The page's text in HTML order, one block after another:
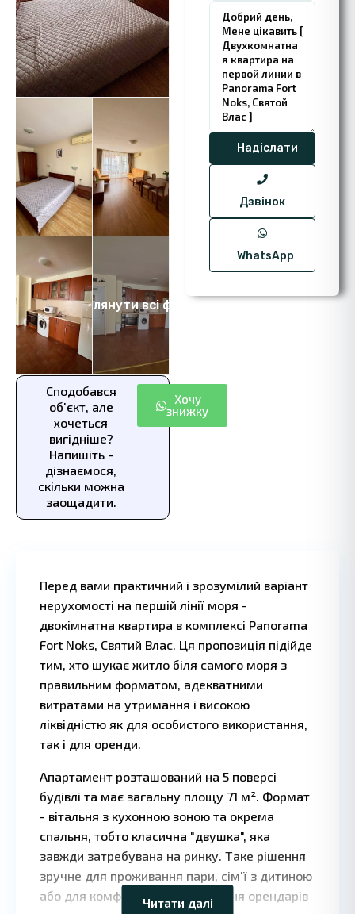
Переглянути всі фото 9
Сподобався
об'єкт, але
хочеться
вигідніше?
Напишіть -
дізнаємося,
скільки можна
заощадити.
Хочу
знижку
Дзвінок
WhatsApp
Перед вами практичний і зрозумілий варіант
нерухомості на першій лінії моря -
двокімнатна квартира в комплексі Panorama
Fort Noks, Святий Влас. Ця пропозиція підійде
тим, хто шукає житло біля самого моря з
правильним форматом, адекватними
витратами на утримання і високою
ліквідністю як для особистого використання,
так і для оренди.
Апартамент розташований на 5 поверсі
будівлі та має загальну площу 71 м². Формат
- вітальня з кухонною зоною та окрема
спальня, тобто класична "двушка", яка
завжди затребувана на ринку. Таке рішення
зручне для проживання пари, сім'ї з дитиною
або для комфортного розміщення орендарів
Читати далі
OpenStreetMap